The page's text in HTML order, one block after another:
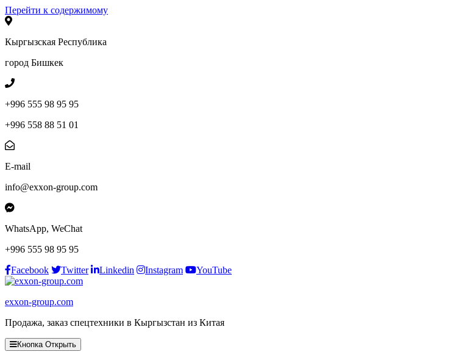
Перейти к содержимому
Кыргызская Республика
город Бишкек
+996 555 98 95 95
+996 558 88 51 01
E-mail
info@exxon-group.com
WhatsApp, WeChat
+996 555 98 95 95
Facebook
Twitter Linkedin Instagram YouTube
exxon-group.com
Продажа, заказ спецтехники в Кыргызстан из Китая
Кнопка Открыть